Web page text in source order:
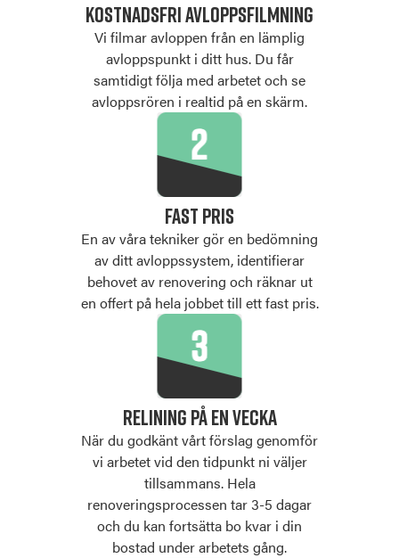
KOSTNADSFRI AVLOPPSFILMNING
Vi filmar avloppen från en lämplig
avloppspunkt i ditt hus. Du får
samtidigt följa med arbetet och se
avloppsrören i realtid på en skärm.
FAST PRIS
En av våra tekniker gör en bedömning
av ditt avloppssystem, identifierar
behovet av renovering och räknar ut
en offert på hela jobbet till ett fast pris.
RELINING PÅ EN VECKA
När du godkänt vårt förslag genomför
vi arbetet vid den tidpunkt ni väljer
tillsammans. Hela
renoveringsprocessen tar 3-5 dagar
och du kan fortsätta bo kvar i din
bostad under arbetets gång.